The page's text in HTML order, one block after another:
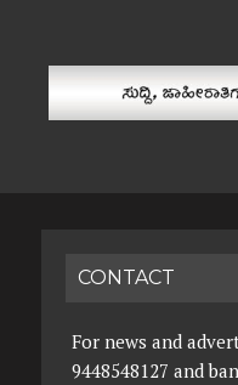
CONTACT
For news and
9448548127 and